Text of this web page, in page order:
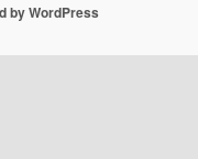
by WordPress